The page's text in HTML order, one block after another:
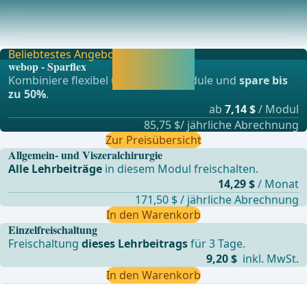
Intra Versus Extrahepatic Division of Right Hepatic Vein
During Rightsided HemihepatectomyUse of Tr
Einzelfreischaltung
Freischaltungdieses Lehrbeitragsfür 3 Tage.
9,20 $ inkl. MwSt.
In den Warenkorb
Beliebtestes Angebot
webop - Sparflex
Kombiniere flexibel unsere Lernmodule undspare bis
zu 50%.
ab 7,14 $/ Modul
85,75 $/ jährliche Abrechnung
Zur Preisübersicht
Allgemein- und Viszeralchirurgie
Alle Lehrbeiträge in diesem Modul freischalten.
14,29 $/ Monat
171,50 $ / jährliche Abrechnung
In den Warenkorb